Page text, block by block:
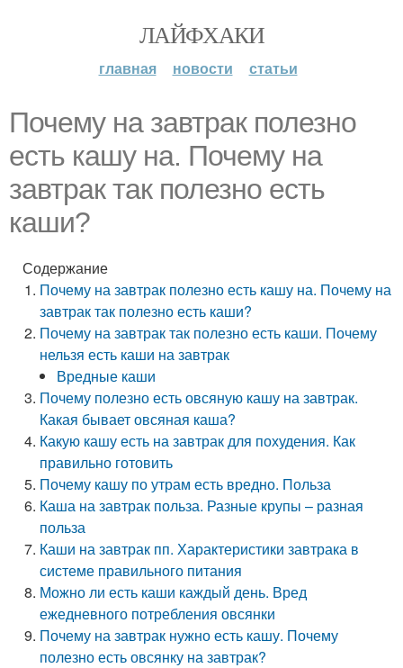
ЛАЙФХАКИ
главная новости статьи
Почему на завтрак полезно
есть кашу на. Почему на
завтрак так полезно есть
каши?
Содержание
Почему на завтрак полезно есть кашу на. Почему на
завтрак так полезно есть каши?
Почему на завтрак так полезно есть каши. Почему
нельзя есть каши на завтрак
Вредные каши
Почему полезно есть овсяную кашу на завтрак.
Какая бывает овсяная каша?
Какую кашу есть на завтрак для похудения. Как
правильно готовить
Почему кашу по утрам есть вредно. Польза
Каша на завтрак польза. Разные крупы – разная
польза
Каши на завтрак пп. Характеристики завтрака в
системе правильного питания
Можно ли есть каши каждый день. Вред
ежедневного потребления овсянки
Почему на завтрак нужно есть кашу. Почему
полезно есть овсянку на завтрак?